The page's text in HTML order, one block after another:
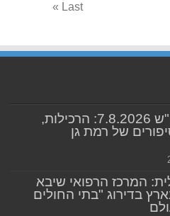
Last »
פותחים סופ"ש 7.8.2026: הרכילות,
של רמת גן
המרכז הרפואי שיבא
בדירוג "בתי החולים